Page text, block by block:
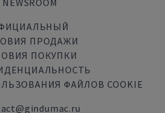
NEWSROOM
ПРОДАЖИ
ПОКУПКИ
ФАЙЛОВ COOKIE